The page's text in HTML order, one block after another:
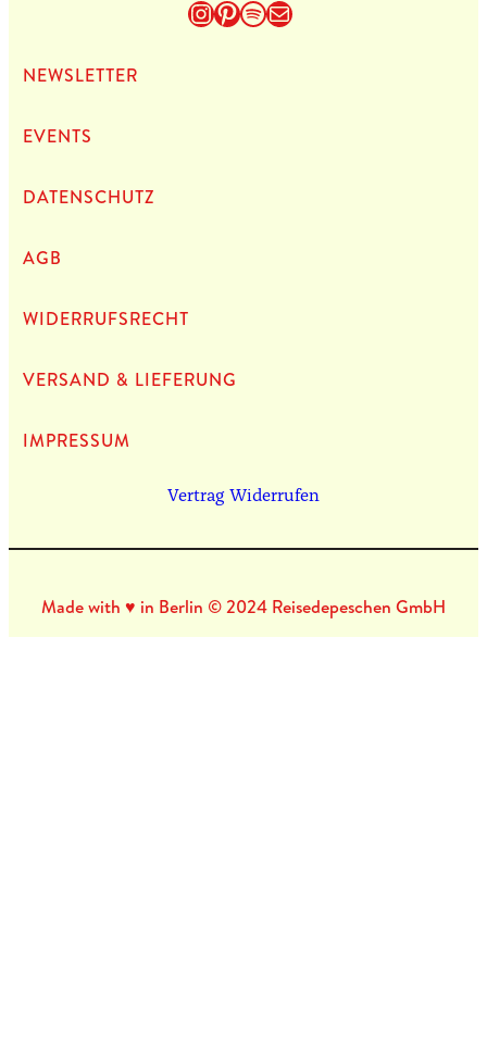
Instagram
Pinterest
Spotify
E-Mail
NEWS­LET­TER
EVENTS
DATEN­SCHUTZ
AGB
WIDERRUFSRECHT
VERSAND & LIEFERUNG
IMPRES­SUM
Vertrag Widerrufen
Made with ♥ in Berlin © 2024 Reisedepeschen GmbH